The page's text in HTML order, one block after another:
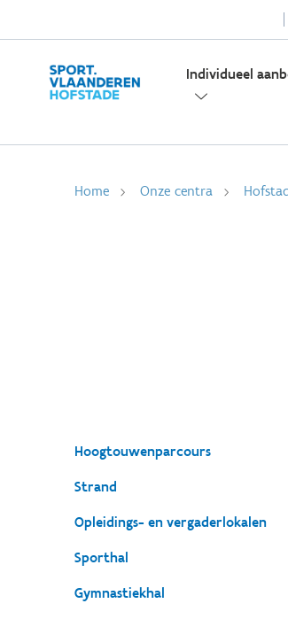
Individueel
Home Onze centra
Hoogtouwenparcours
Strand
Opleidings- en vergaderlokalen
Sporthal
Gymnastiekhal